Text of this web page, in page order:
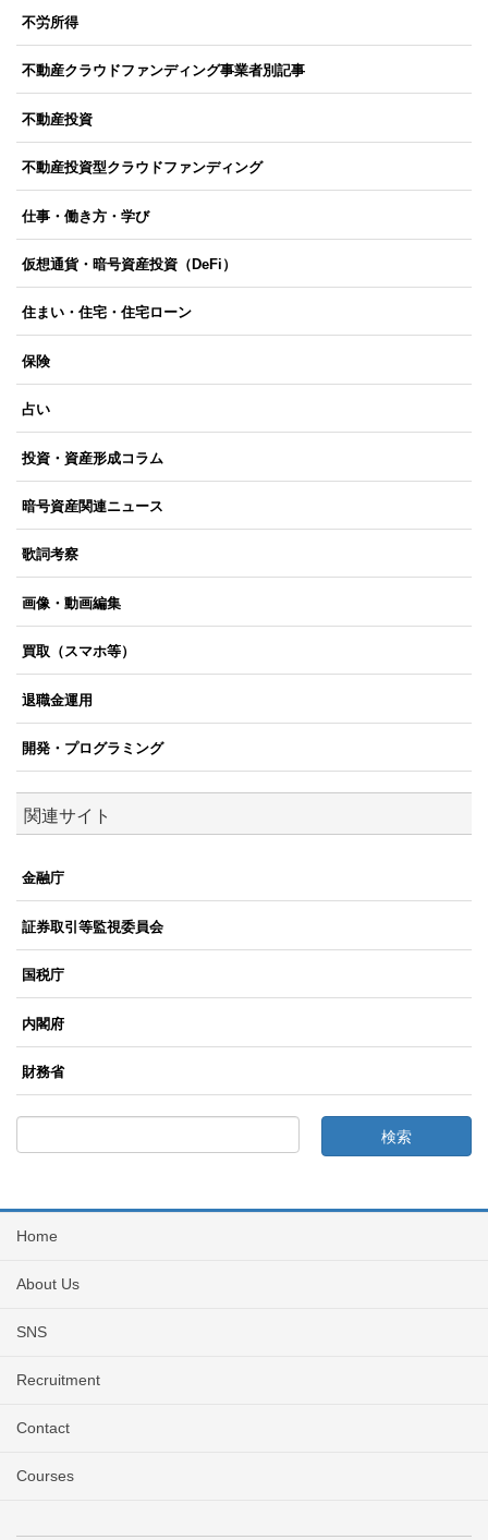
不労所得
不動産クラウドファンディング事業者別記事
不動産投資
不動産投資型クラウドファンディング
仕事・働き方・学び
仮想通貨・暗号資産投資（DeFi）
住まい・住宅・住宅ローン
保険
占い
投資・資産形成コラム
暗号資産関連ニュース
歌詞考察
画像・動画編集
買取（スマホ等）
退職金運用
開発・プログラミング
関連サイト
金融庁
証券取引等監視委員会
国税庁
内閣府
財務省
Home
About Us
SNS
Recruitment
Contact
Courses